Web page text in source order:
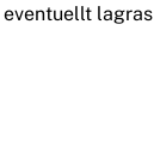
lagras